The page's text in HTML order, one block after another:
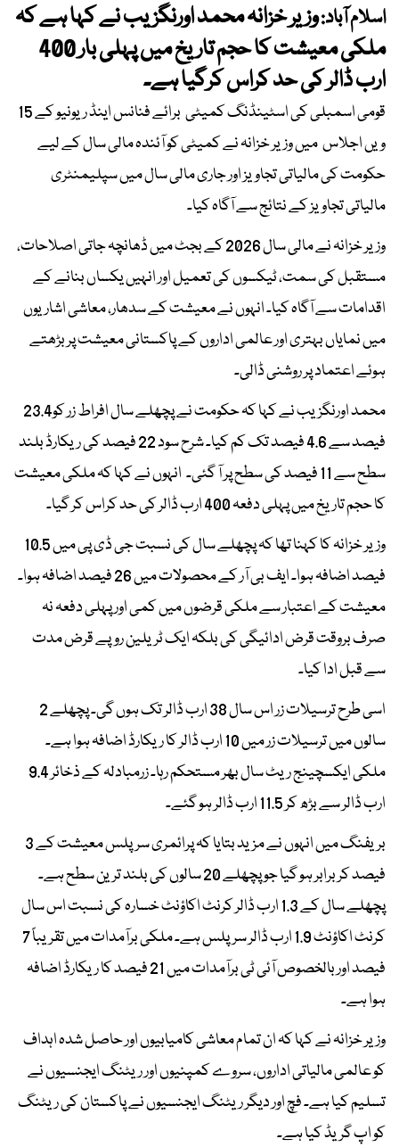
اسلام آباد:وزیر خزانہ محمد اورنگزیب نے کہا ہے کہ
ملکی معیشت کا حجم تاریخ میں پہلی بار 400
ارب ڈالر کی حد کراس کرگیا ہے۔
قومی اسمبلی کی اسٹینڈنگ کمیٹی برائے فنانس اینڈ ریونیو کے 15
ویں اجلاس میں وزیر خزانہ نے کمیٹی کو آئندہ مالی سال کے لیے
حکومت کی مالیاتی تجاویز اور جاری مالی سال میں سپلیمنٹری
مالیاتی تجاویز کے نتائج سے آگاہ کیا۔
وزیر خزانہ نے مالی سال 2026 کے بجٹ میں ڈھانچہ جاتی اصلاحات،
مستقبل کی سمت، ٹیکسوں کی تعمیل اور انہیں یکساں بنانے کے
اقدامات سے آگاہ کیا۔ انہوں نے معیشت کے سدھار، معاشی اشاریوں
میں نمایاں بہتری اور عالمی اداروں کے پاکستانی معیشت پر بڑھتے
ہوئے اعتماد پر روشنی ڈالی۔
فیصد سے 4.6 فیصد تک کم کیا۔ شرح سود 22 فیصد کی ریکارڈ بلند
سطح سے 11 فیصد کی سطح پر آ گئی۔ انہوں نے کہا کہ ملکی معیشت
کا حجم تاریخ میں پہلی دفعہ 400 ارب ڈالر کی حد کراس کر گیا۔
وزیر خزانہ کا کہنا تھا کہ پچھلے سال کی نسبت جی ڈی پی میں 10.5
فیصد اضافہ ہوا۔ ایف بی آر کے محصولات میں 26 فیصد اضافہ ہوا۔
معیشت کے اعتبار سے ملکی قرضوں میں کمی اور پہلی دفعہ نہ
صرف بروقت قرض ادائیگی کی بلکہ ایک ٹریلین روپے قرض مدت
سے قبل ادا کیا۔
اسی طرح ترسیلات زر اس سال 38 ارب ڈالر تک ہوں گی۔ پچھلے 2
سالوں میں ترسیلات زر میں 10 ارب ڈالر کا ریکارڈ اضافہ ہوا ہے۔
ارب ڈالر سے بڑھ کر 11.5 ارب ڈالر ہو گئے۔
بریفنگ میں انہوں نے مزید بتایا کہ پرائمری سرپلس معیشت کے 3
فیصد کر برابر ہو گیا جو پچھلے 20 سالوں کی بلند ترین سطح ہے۔
پچھلے سال کے 1.3 ارب ڈالر کرنٹ اکاؤنٹ خسارہ کی نسبت اس سال
کرنٹ اکاؤنٹ 1.9 ارب ڈالر سرپلس ہے۔ ملکی برآمدات میں تقریباً 7
فیصد اور بالخصوص آئی ٹی برآمدات میں 21 فیصد کا ریکارڈ اضافہ
ہوا ہے۔
وزیر خزانہ نے کہا کہ ان تمام معاشی کامیابیوں اور حاصل شدہ اہداف
کو عالمی مالیاتی اداروں، سروے کمپنیوں اور ریٹنگ ایجنسیوں نے
تسلیم کیا ہے۔ فچ اور دیگر ریٹنگ ایجنسیوں نے پاکستان کی ریٹنگ
کو اپ گریڈ کیا ہے۔